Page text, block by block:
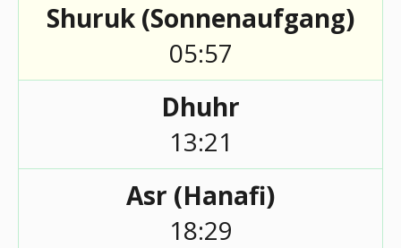
Shuruk (Sonnenaufgang)
05:57
Dhuhr
13:21
Asr (Hanafi)
18:29